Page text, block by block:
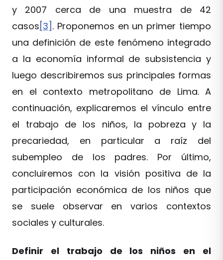
y 2007 cerca de una muestra de 42
casos [3] . Proponemos en un primer tiempo
una definición de este fenómeno integrado
a la economía informal de subsistencia y
luego describiremos sus principales formas
en el contexto metropolitano de Lima. A
continuación, explicaremos el vínculo entre
el trabajo de los niños, la pobreza y la
precariedad, en particular a raíz del
subempleo de los padres. Por último,
concluiremos con la visión positiva de la
participación económica de los niños que
se suele observar en varios contextos
sociales y culturales.
Definir el trabajo de los niños en el